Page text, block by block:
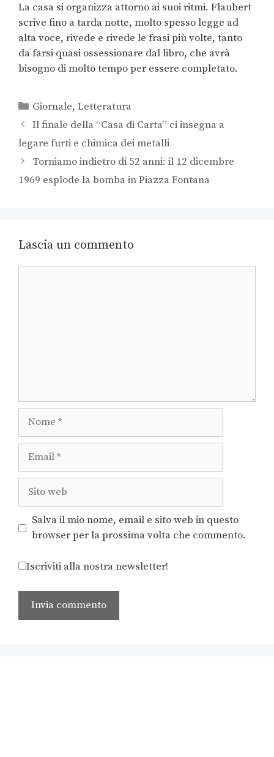
La casa si organizza attorno ai suoi ritmi. Flaubert
scrive fino a tarda notte, molto spesso legge ad
alta voce, rivede e rivede le frasi più volte, tanto
da farsi quasi ossessionare dal libro, che avrà
bisogno di molto tempo per essere completato.
Giornale,Letteratura
Il finale della “Casa di Carta” ci insegna a
legare furti e chimica dei metalli
Torniamo indietro di 52 anni: il 12 dicembre
1969 esplode la bomba in Piazza Fontana
Lascia un commento
Salva il mio nome, email e sito web in questo
browser per la prossima volta che commento.
Iscriviti alla nostra newsletter!